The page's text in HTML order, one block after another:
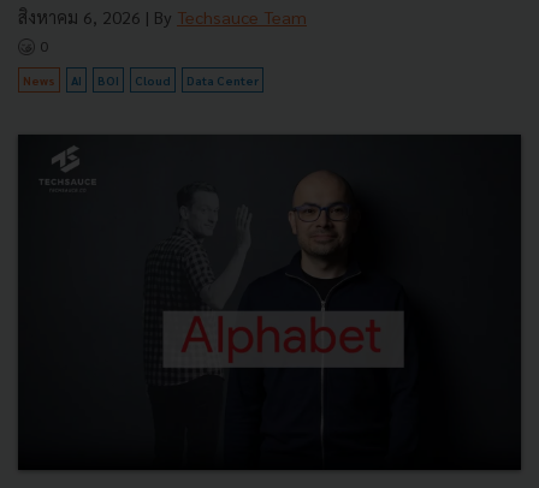
สิงหาคม 6, 2026 | By Techsauce Team
0
News AI BOI Cloud Data Center